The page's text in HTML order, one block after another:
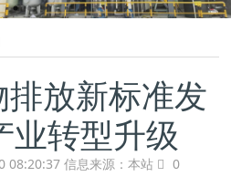
放新标准发
业转型升级
08:20:37 信息来源：本站 0